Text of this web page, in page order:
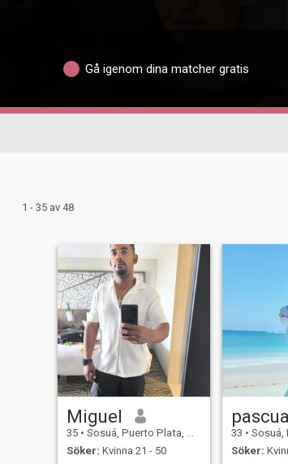
Gå igenom dina matcher gratis
1 - 35 av 48
Miguel
35 • Sosuá, Puerto Plata, Dominikanska Rep.
Söker: Kvinna 21 - 50
33 • Sosuá, Puerto
Söker: